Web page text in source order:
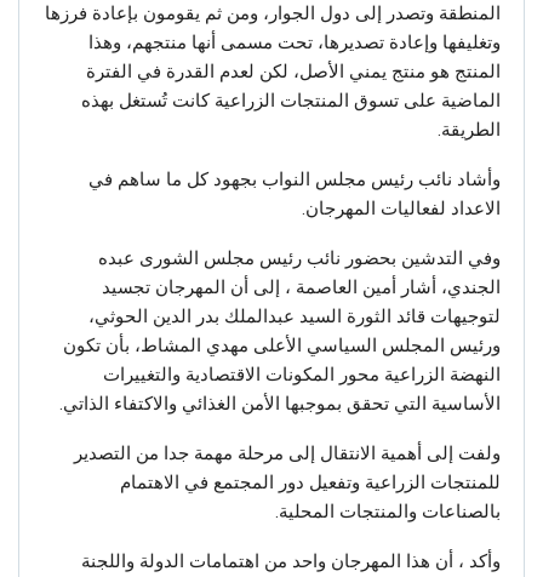
المنطقة وتصدر إلى دول الجوار، ومن ثم يقومون بإعادة فرزها
وتغليفها وإعادة تصديرها، تحت مسمى أنها منتجهم، وهذا
المنتج هو منتج يمني الأصل، لكن لعدم القدرة في الفترة
الماضية على تسوق المنتجات الزراعية كانت تُستغل بهذه
الطريقة.
وأشاد نائب رئيس مجلس النواب بجهود كل ما ساهم في
الاعداد لفعاليات المهرجان.
وفي التدشين بحضور نائب رئيس مجلس الشورى عبده
الجندي، أشار أمين العاصمة ، إلى أن المهرجان تجسيد
لتوجيهات قائد الثورة السيد عبدالملك بدر الدين الحوثي،
ورئيس المجلس السياسي الأعلى مهدي المشاط، بأن تكون
النهضة الزراعية محور المكونات الاقتصادية والتغييرات
الأساسية التي تحقق بموجبها الأمن الغذائي والاكتفاء الذاتي.
ولفت إلى أهمية الانتقال إلى مرحلة مهمة جدا من التصدير
للمنتجات الزراعية وتفعيل دور المجتمع في الاهتمام
بالصناعات والمنتجات المحلية.
وأكد ، أن هذا المهرجان واحد من اهتمامات الدولة واللجنة